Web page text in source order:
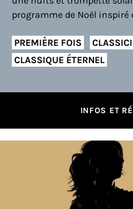
programme de Noël inspiré
PREMIÈRE FOIS
CLASSIQUE ÉTERNEL
INFOS ET